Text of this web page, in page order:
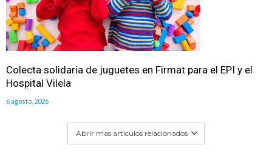
Colecta solidaria de juguetes en Firmat para el EPI y el
Hospital Vilela
6 agosto, 2026
Abrir mas artículos relacionados